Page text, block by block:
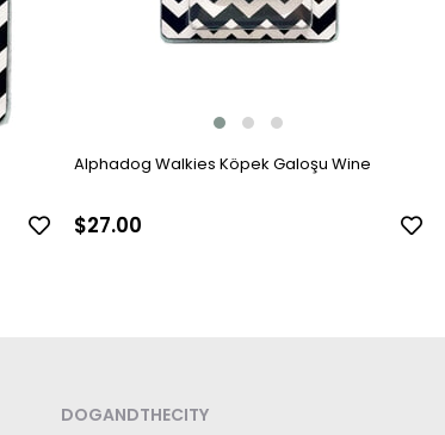
Alphadog Walkies Köpek Galoşu Wine
$27.00
DOGANDTHECITY